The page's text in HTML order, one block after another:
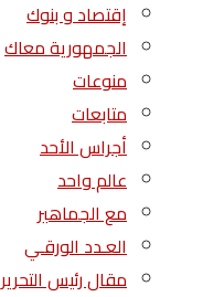
إقتصاد و بنوك
الجمهورية معاك
منوعات
متابعات
أجراس الأحد
عالم واحد
مع الجماهير
العـدد الورقـي
مقال رئيس التحرير